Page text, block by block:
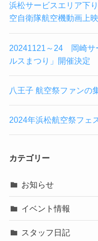
浜松サービスエリア下
空自衛隊航空機動画上
20241121～24 岡崎サ
ルスまつり」開催決定
八王子 航空祭ファンの
2024年浜松航空祭フェ
カテゴリー
お知らせ
イベント情報
スタッフ日記